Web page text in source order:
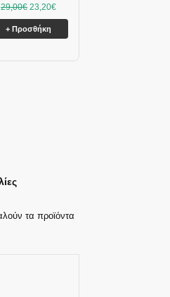
29,00€ 23,20€
+ Προσθήκη
τα προϊόντα